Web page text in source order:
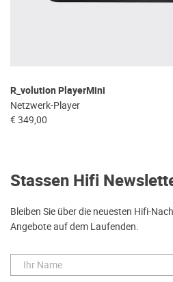
R_volution PlayerMini
Netzwerk-Player
€ 349,00
Stassen Hifi
Bleiben Sie über die neuesten Hifi-
Angebote auf dem Laufenden.